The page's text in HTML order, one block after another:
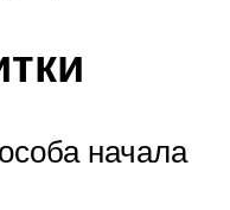
начала